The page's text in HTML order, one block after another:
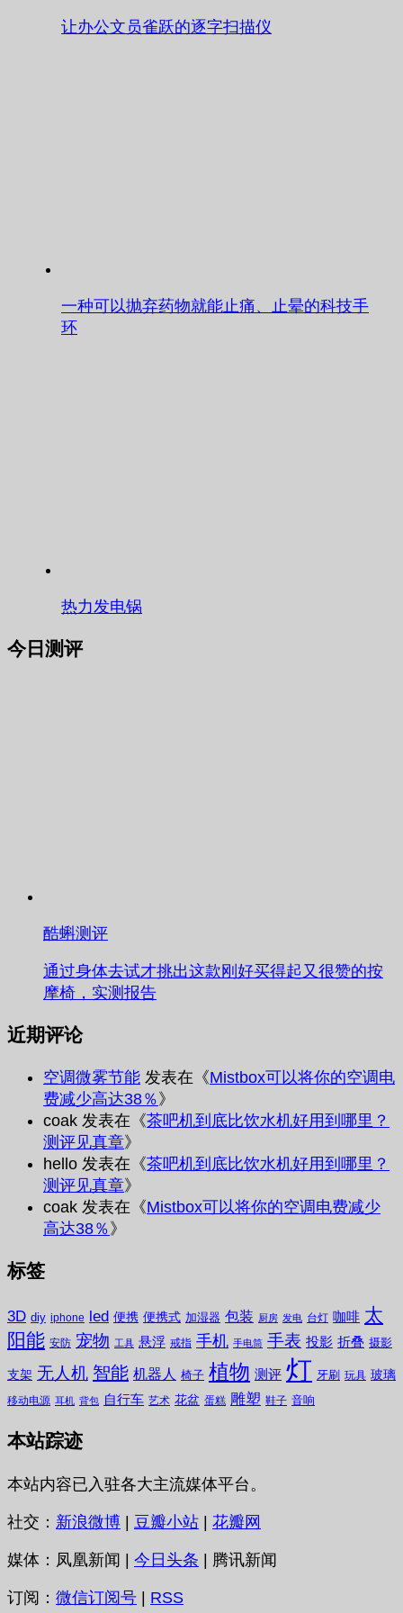
让办公文员雀跃的逐字扫描仪
一种可以抛弃药物就能止痛、止晕的科技手
环
热力发电锅
今日测评
酷蝌测评
通过身体去试才挑出这款刚好买得起又很赞的按
摩椅，实测报告
近期评论
空调微雾节能 发表在《Mistbox可以将你的空调电
费减少高达38％》
coak 发表在《茶吧机到底比饮水机好用到哪里？
测评见真章》
hello 发表在《茶吧机到底比饮水机好用到哪里？
测评见真章》
coak 发表在《Mistbox可以将你的空调电费减少
高达38％》
标签
3D diy iphone led 便携 便携式 加湿器 包装 厨房 发电 台灯 咖啡 太
阳能 安防 宠物 工具 悬浮 戒指 手机 手电筒 手表 投影 折叠 摄影
支架 无人机 智能 机器人 椅子 植物 测评 灯 牙刷 玩具 玻璃
移动电源 耳机 背包 自行车 艺术 花盆 蛋糕 雕塑 鞋子 音响
本站踪迹
本站内容已入驻各大主流媒体平台。
社交： 新浪微博 | 豆瓣小站 | 花瓣网
媒体：凤凰新闻 | 今日头条 | 腾讯新闻
订阅： 微信订阅号 | RSS